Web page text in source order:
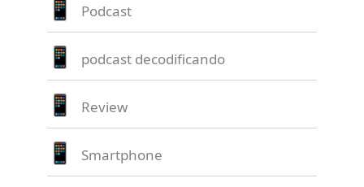
Podcast
podcast decodificando
Review
Smartphone